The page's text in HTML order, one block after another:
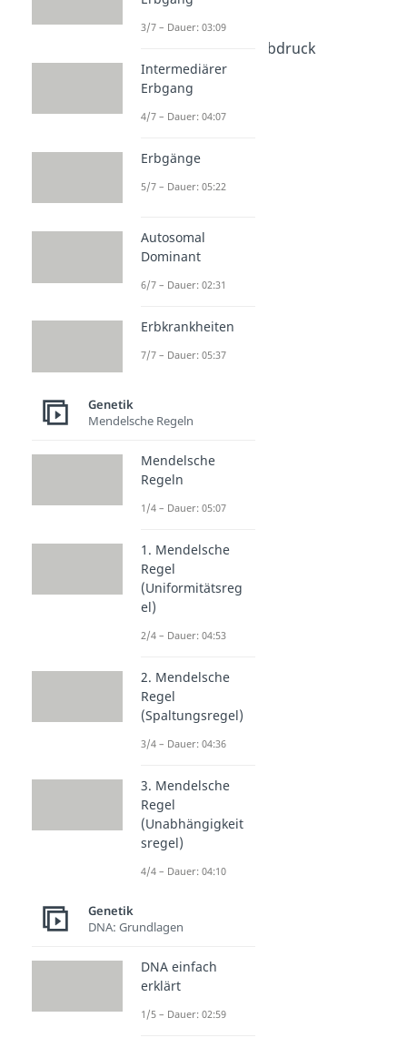
Klonierung
Dauer: 03:47
Genetischer Fingerabdruck
Dauer: 04:41
3/7 – Dauer: 03:09
Intermediärer
Erbgang
4/7 – Dauer: 04:07
Erbgänge
5/7 – Dauer: 05:22
Autosomal
Dominant
6/7 – Dauer: 02:31
Erbkrankheiten
7/7 – Dauer: 05:37
Genetik
Mendelsche Regeln
Mendelsche
Regeln
1/4 – Dauer: 05:07
1. Mendelsche
Regel
(Uniformitätsreg
el)
2/4 – Dauer: 04:53
2. Mendelsche
Regel
(Spaltungsregel)
3/4 – Dauer: 04:36
3. Mendelsche
Regel
(Unabhängigkeit
sregel)
4/4 – Dauer: 04:10
Genetik
DNA: Grundlagen
DNA einfach
erklärt
1/5 – Dauer: 02:59